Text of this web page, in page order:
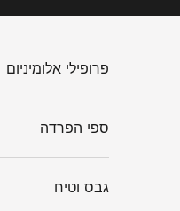
פרופילי אלומיניום
ספי הפרדה
גבס וטיח